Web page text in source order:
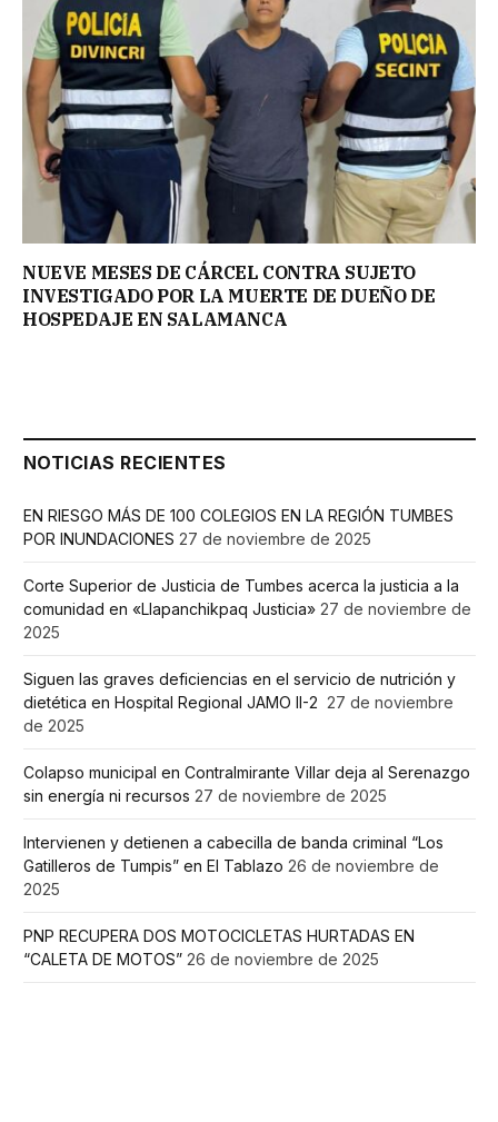
NUEVE MESES DE CÁRCEL CONTRA SUJETO
INVESTIGADO POR LA MUERTE DE DUEÑO DE
HOSPEDAJE EN SALAMANCA
NOTICIAS RECIENTES
EN RIESGO MÁS DE 100 COLEGIOS EN LA REGIÓN TUMBES
POR INUNDACIONES 27 de noviembre de 2025
Corte Superior de Justicia de Tumbes acerca la justicia a la
comunidad en «Llapanchikpaq Justicia» 27 de noviembre de
2025
Siguen las graves deficiencias en el servicio de nutrición y
dietética en Hospital Regional JAMO II-2 27 de noviembre
de 2025
Colapso municipal en Contralmirante Villar deja al Serenazgo
sin energía ni recursos 27 de noviembre de 2025
Intervienen y detienen a cabecilla de banda criminal “Los
Gatilleros de Tumpis” en El Tablazo 26 de noviembre de
2025
PNP RECUPERA DOS MOTOCICLETAS HURTADAS EN
“CALETA DE MOTOS” 26 de noviembre de 2025